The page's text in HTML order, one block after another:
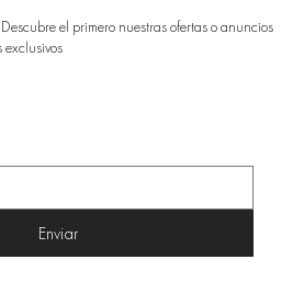
el primero nuestras ofertas o anuncios
exclusivos
Enviar